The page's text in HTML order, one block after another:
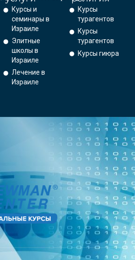
Курсы и
семинары в
Израиле
Элитные
школы в
Израиле
Лечение в
Израиле
Курсы
турагентов
Курсы
турагентов
Курсы гиюра